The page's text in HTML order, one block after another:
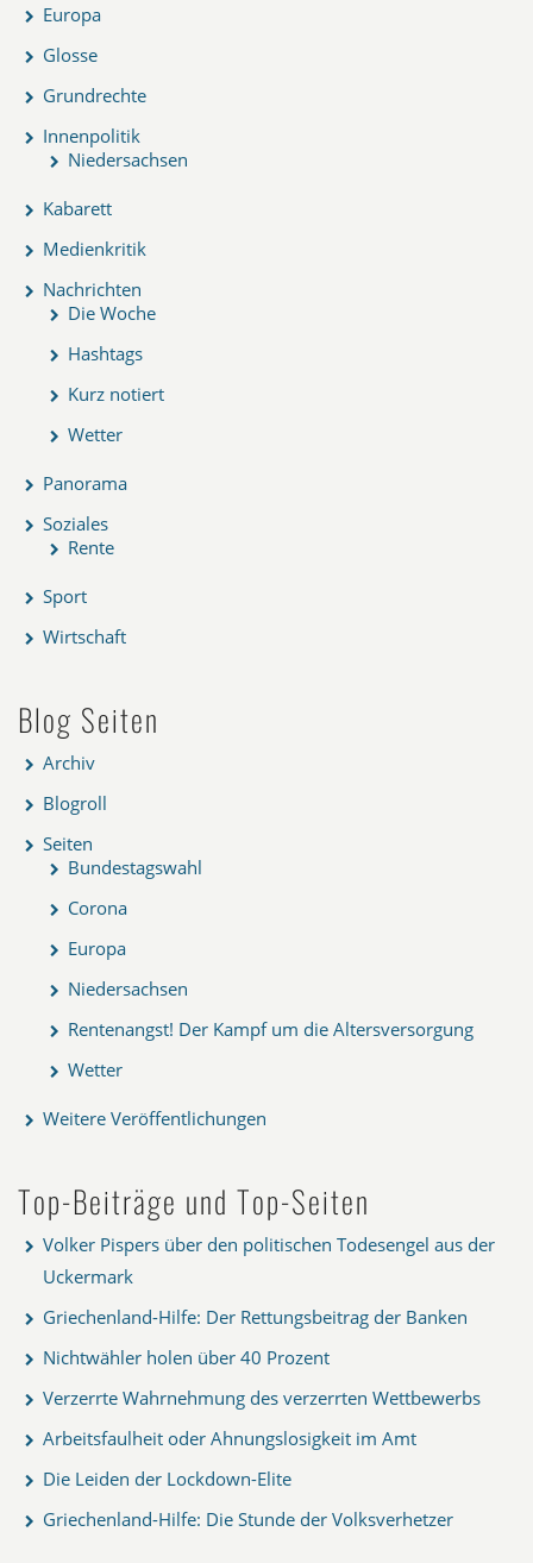
Europa
Glosse
Grundrechte
Innenpolitik
Niedersachsen
Kabarett
Medienkritik
Nachrichten
Die Woche
Hashtags
Kurz notiert
Wetter
Panorama
Soziales
Rente
Sport
Wirtschaft
Blog Seiten
Archiv
Blogroll
Seiten
Bundestagswahl
Corona
Europa
Niedersachsen
Rentenangst! Der Kampf um die Altersversorgung
Wetter
Weitere Veröffentlichungen
Top-Beiträge und Top-Seiten
Volker Pispers über den politischen Todesengel aus der
Uckermark
Griechenland-Hilfe: Der Rettungsbeitrag der Banken
Nichtwähler holen über 40 Prozent
Verzerrte Wahrnehmung des verzerrten Wettbewerbs
Arbeitsfaulheit oder Ahnungslosigkeit im Amt
Die Leiden der Lockdown-Elite
Griechenland-Hilfe: Die Stunde der Volksverhetzer